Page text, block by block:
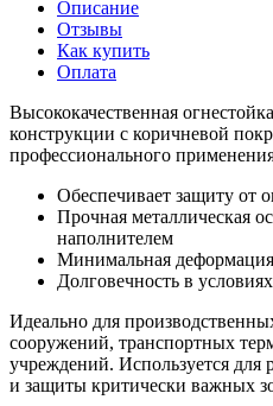
Описание
Отзывы
Как купить
Оплата
Высококачественная
конструкции с коричневой
профессионального
Обеспечивает защиту от
Прочная металлическая
наполнителем
Минимальная
Долговечность в
Идеально для
сооружений, транспортных
учреждений. Используется для
и защиты критически важных